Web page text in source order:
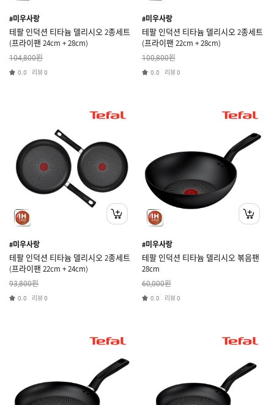
#미우사랑
테팔 인덕션 티타늄 델리시오 2종세트
(프라이팬 24cm + 28cm)
104,800원
0.0 리뷰0
#미우사랑
테팔 인덕션 티타늄 델리시오 2종세트
(프라이팬 22cm + 28cm)
100,800원
0.0 리뷰0
#미우사랑
테팔 인덕션 티타늄 델리시오 2종세트
(프라이팬 22cm + 24cm)
93,800원
0.0 리뷰0
#미우사랑
테팔 인덕션 티타늄 델리시오 볶음팬
28cm
60,000원
0.0 리뷰0